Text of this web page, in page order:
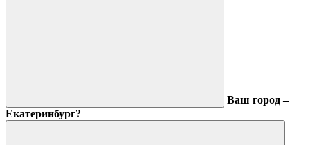
Ваш город –
Екатеринбург?